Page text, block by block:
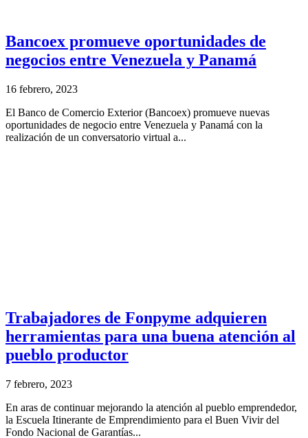
Bancoex promueve oportunidades de
negocios entre Venezuela y Panamá
16 febrero, 2023
El Banco de Comercio Exterior (Bancoex) promueve nuevas
oportunidades de negocio entre Venezuela y Panamá con la
realización de un conversatorio virtual a...
Trabajadores de Fonpyme adquieren
herramientas para una buena atención al
pueblo productor
7 febrero, 2023
En aras de continuar mejorando la atención al pueblo emprendedor,
la Escuela Itinerante de Emprendimiento para el Buen Vivir del
Fondo Nacional de Garantías...